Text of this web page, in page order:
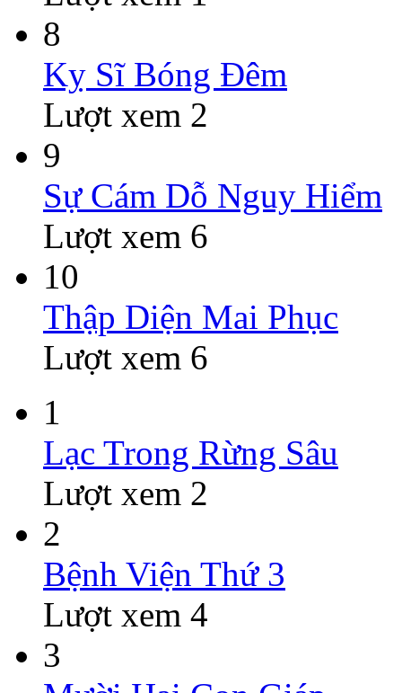
8
Kỵ Sĩ Bóng Đêm
Lượt xem 2
9
Sự Cám Dỗ Nguy Hiểm
Lượt xem 6
10
Thập Diện Mai Phục
Lượt xem 6
1
Lạc Trong Rừng Sâu
Lượt xem 2
2
Bệnh Viện Thứ 3
Lượt xem 4
3